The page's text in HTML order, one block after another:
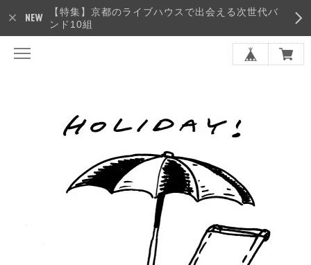
【特集】京都のライブハウスで出会える次世代バ
ンド10組